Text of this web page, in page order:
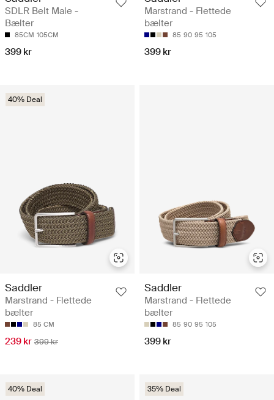
SDLR Belt Male -
Bælter
85CM 105CM
399 kr
Marstrand - Flettede
bælter
85 90 95 105
399 kr
40% Deal
Saddler
Marstrand - Flettede
bælter
85 CM
239 kr 399 kr
Saddler
Marstrand - Flettede
bælter
85 90 95 105
399 kr
40% Deal 35% Deal